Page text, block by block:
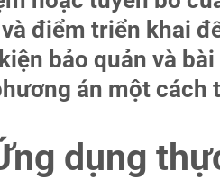
điểm triển khai
bảo quản và
án một cách
dụng